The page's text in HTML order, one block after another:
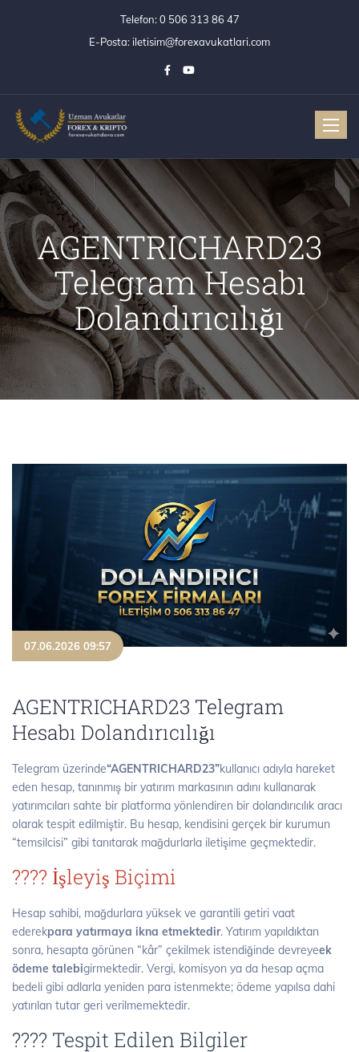
Telefon:0 506 313 86 47
E-Posta: iletisim@forexavukatlari.com
AGENTRICHARD23
Telegram Hesabı
Dolandırıcılığı
07.06.2026 09:57
AGENTRICHARD23 Telegram
Hesabı Dolandırıcılığı
Telegram üzerinde“AGENTRICHARD23”kullanıcı adıyla hareket
eden hesap, tanınmış bir yatırım markasının adını kullanarak
yatırımcıları sahte bir platforma yönlendiren bir dolandırıcılık aracı
olarak tespit edilmiştir. Bu hesap, kendisini gerçek bir kurumun
“temsilcisi” gibi tanıtarak mağdurlarla iletişime geçmektedir.
???? İşleyiş Biçimi
Hesap sahibi, mağdurlara yüksek ve garantili getiri vaat
ederekpara yatırmaya ikna etmektedir. Yatırım yapıldıktan
sonra, hesapta görünen “kâr” çekilmek istendiğinde devreyeek
ödeme talebigirmektedir. Vergi, komisyon ya da hesap açma
bedeli gibi adlarla yeniden para istenmekte; ödeme yapılsa dahi
yatırılan tutar geri verilmemektedir.
???? Tespit Edilen Bilgiler